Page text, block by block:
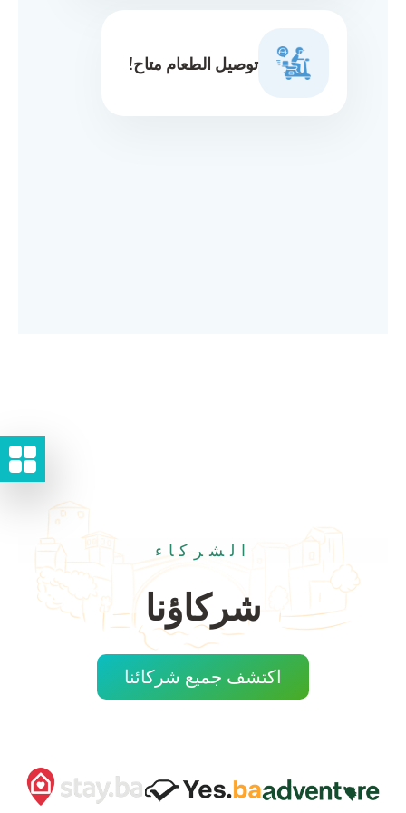
توصيل الطعام متاح!
الشركاء
شركاؤنا
اكتشف جميع شركائنا